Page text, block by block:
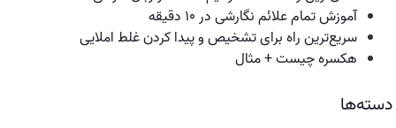
آموزش تمام علائم نگارشی در ۱۰ دقیقه
سریع‌ترین راه برای تشخیص و پیدا کردن غلط املایی
هکسره چیست + مثال
دسته‌ها